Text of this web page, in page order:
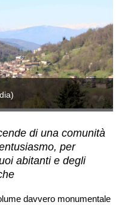
di una comunità
per
abitanti e degli
davvero monumentale